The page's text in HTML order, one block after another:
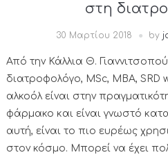
στη
30 Μαρτίου 2018 by
Από την Κάλλια Θ.
διατροφολόγο, MSc, MBA, SRD
αλκοόλ είναι στην
φάρμακο και είναι γνωστό
αυτή, είναι το πιο ευρέως
στον κόσμο. Μπορεί να έχει